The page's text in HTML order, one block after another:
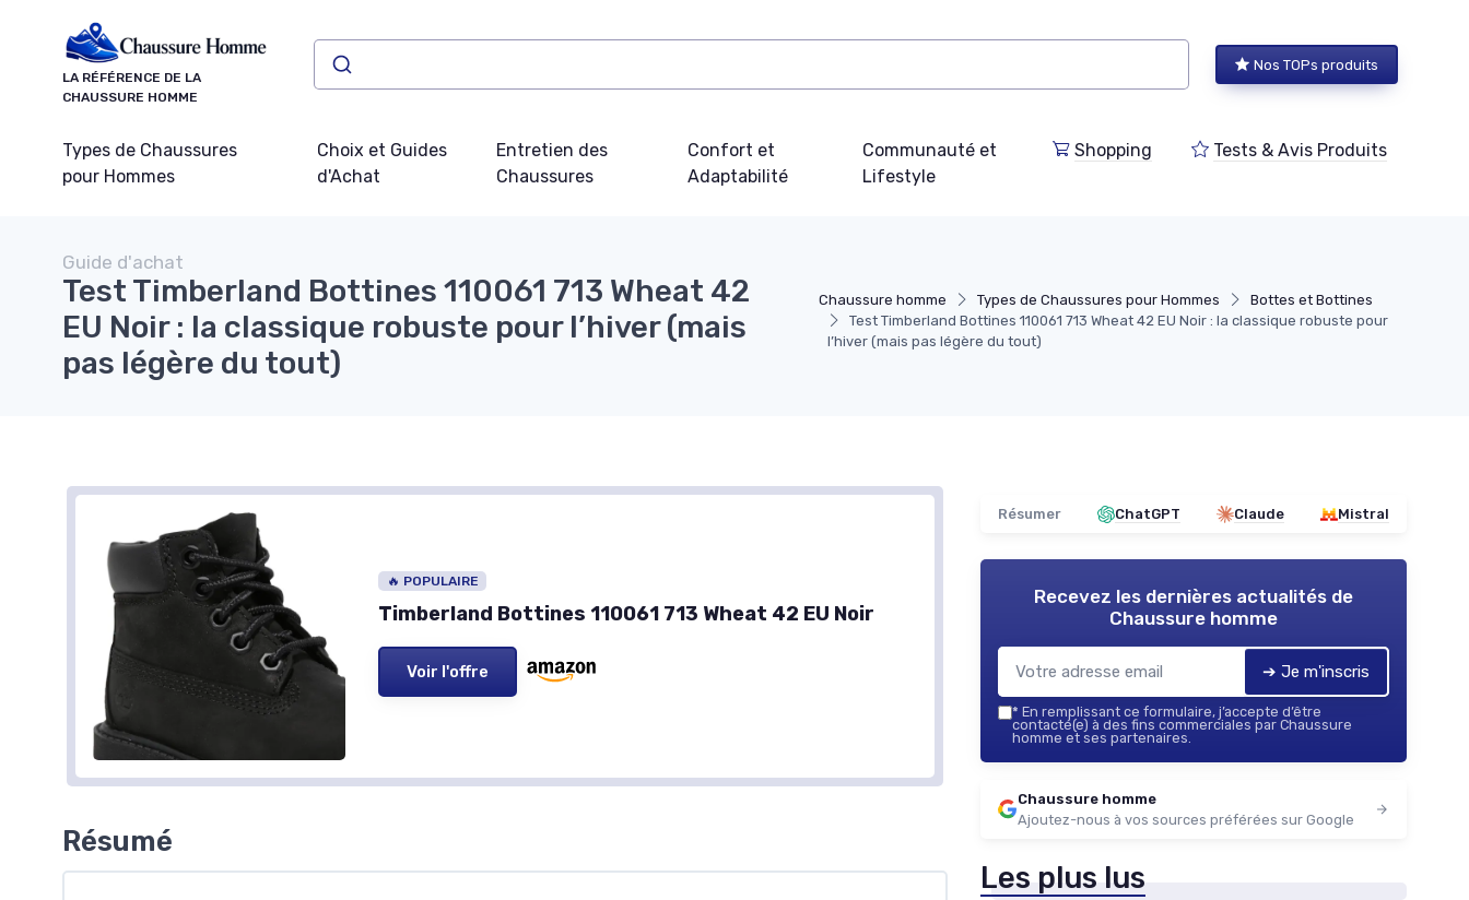
LA RÉFÉRENCE DE LA
CHAUSSURE HOMME
Nos TOPs produits
Types de Chaussures
pour Hommes
Choix et Guides
d'Achat
Entretien des
Chaussures
Confort et
Adaptabilité
Communauté et
Lifestyle
Shopping Tests & Avis Produits
Chaussure homme Types de Chaussures pour Hommes
Bottes et Bottines
Test Timberland Bottines 110061 713 Wheat 42 EU Noir : la classique robuste pour
l’hiver (mais pas légère du tout)
Guide d'achat
Test Timberland Bottines 110061 713 Wheat 42
EU Noir : la classique robuste pour l’hiver (mais
pas légère du tout)
🔥 POPULAIRE
Timberland Bottines 110061 713 Wheat 42 EU Noir
Voir l'offre
Résumé
Résumer ChatGPT Claude Mistral
Recevez les dernières actualités de
Chaussure homme
➔ Je m'inscris
* En remplissant ce formulaire, j’accepte d’être
contacté(e) à des fins commerciales par Chaussure
homme et ses partenaires.
Chaussure homme
Ajoutez-nous à vos sources préférées sur Google
Les plus lus